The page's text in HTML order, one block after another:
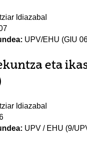
Itziar Idiazabal
UPV/EHU (GIU
eta
Itziar Idiazabal
UPV / EHU (9/